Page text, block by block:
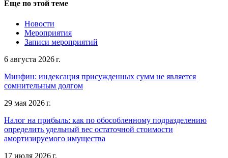
Еще по этой теме
Новости
Мероприятия
Записи мероприятий
6 августа 2026 г.
Минфин: индексация присужденных сумм не является
сомнительным долгом
29 мая 2026 г.
Налог на прибыль: как по обособленному подразделению
определить удельный вес остаточной стоимости
амортизируемого имущества
17 июля 2026 г.